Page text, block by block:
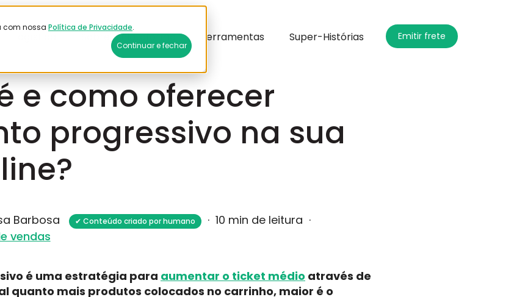
com nossa Política de Privacidade.
Continuar e fechar
Sobre a Plataforma Ferramentas Super-Histórias Emitir frete
e como oferecer
progressivo na sua
Barbosa ✔ Conteúdo criado por humano · 10 min de leitura ·
vendas
é uma estratégia para aumentar o ticket médio através de
quanto mais produtos colocados no carrinho, maior é o